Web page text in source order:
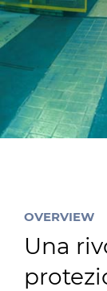
Investitori
Etica e
Innovazione
Sostenibilità
Media
OVERVIEW
Una